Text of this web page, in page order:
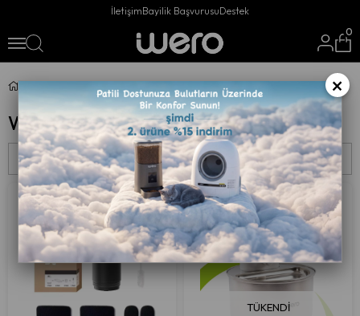
İletişimBayilik BaşvurusuDestek
0
Wero Paslanmaz Çelik Su Kapları
Wero Paslanmaz Çelik Su Kapları
Filtreleme
Sıralama
TÜKENDI
×